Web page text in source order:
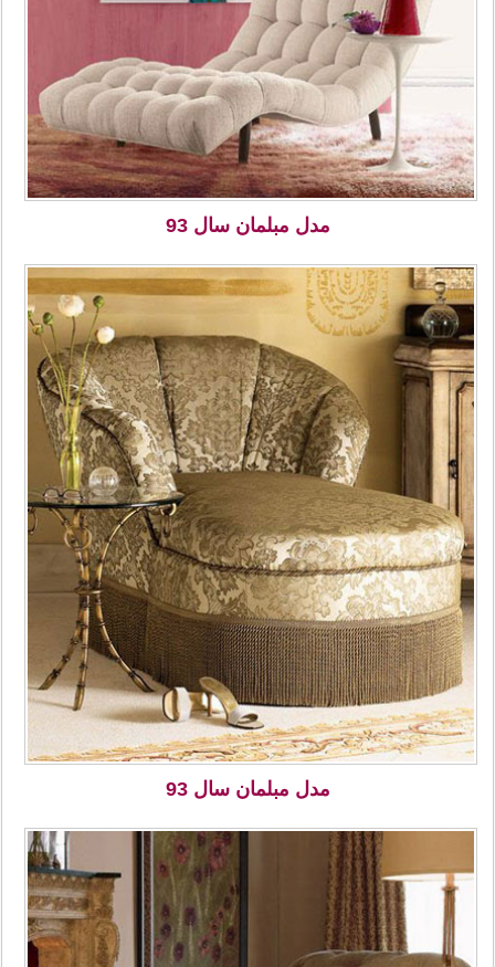
مدل مبلمان سال 93
مدل مبلمان سال 93